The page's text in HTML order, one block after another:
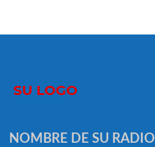
NOMBRE DE SU RADIO